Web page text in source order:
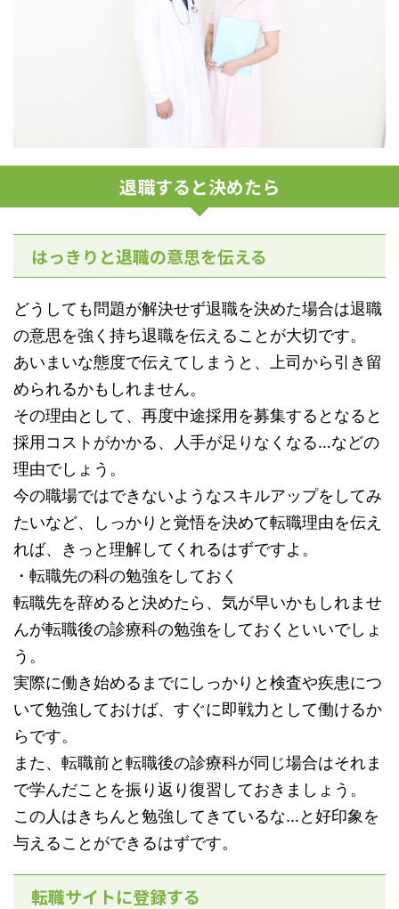
退職すると決めたら
はっきりと退職の意思を伝える
どうしても問題が解決せず退職を決めた場合は退職
の意思を強く持ち退職を伝えることが大切です。
あいまいな態度で伝えてしまうと、上司から引き留
められるかもしれません。
その理由として、再度中途採用を募集するとなると
採用コストがかかる、人手が足りなくなる…などの
理由でしょう。
今の職場ではできないようなスキルアップをしてみ
たいなど、しっかりと覚悟を決めて転職理由を伝え
れば、きっと理解してくれるはずですよ。
・転職先の科の勉強をしておく
転職先を辞めると決めたら、気が早いかもしれませ
んが転職後の診療科の勉強をしておくといいでしょ
う。
実際に働き始めるまでにしっかりと検査や疾患につ
いて勉強しておけば、すぐに即戦力として働けるか
らです。
また、転職前と転職後の診療科が同じ場合はそれま
で学んだことを振り返り復習しておきましょう。
この人はきちんと勉強してきているな…と好印象を
与えることができるはずです。
転職サイトに登録する